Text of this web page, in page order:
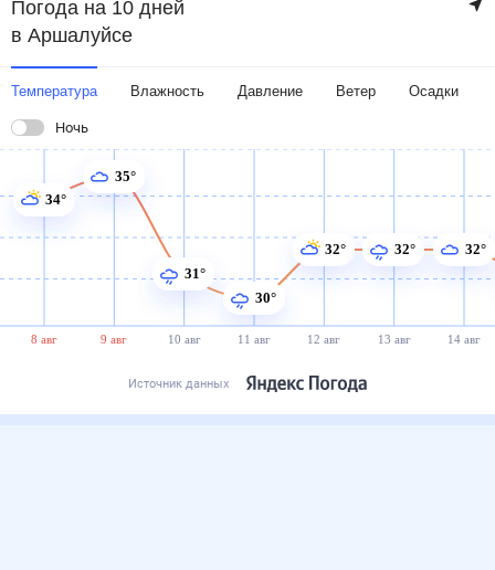
Погода на 10 дней
в Аршалуйсе
Температура Влажность Давление Ветер Осадки
Ночь
8 авг 9 авг 10 авг 11 авг 12 авг 13 авг 14 авг
34°
35°
31°
30°
32° 32° 32°
Источник данных